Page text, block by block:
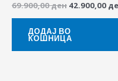
69.900,00ден 42.900,00
ДОДАЈ ВО
КОШНИЦА